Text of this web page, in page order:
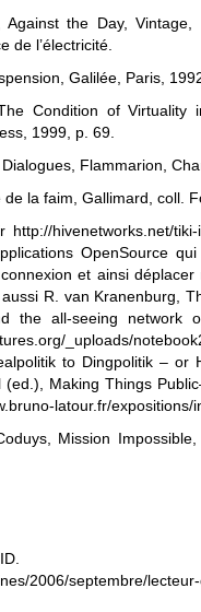
Against the Day,
de l’électricité.
Galilée, Paris,
Condition of Virtuality
1999, p. 69.
Flammarion,
la faim, Gallimard, coll.
hivenetworks.net/tiki-
OpenSource
et ainsi
R. van Kranenburg,
the all-seeing network
_uploads/
to Dingpolitik – or
Making Things
latour.fr/expositions/
Mission
2006/septembre/